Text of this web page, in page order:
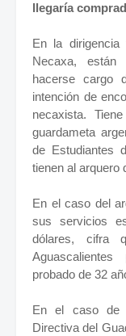
llegaría
En la
Necaxa,
hacerse cargo
intención de
necaxista.
guardameta
de Estudiantes
tienen al arquero
En el caso del
sus servicios
dólares, cifra
probado de 32
En el caso de
Directiva del